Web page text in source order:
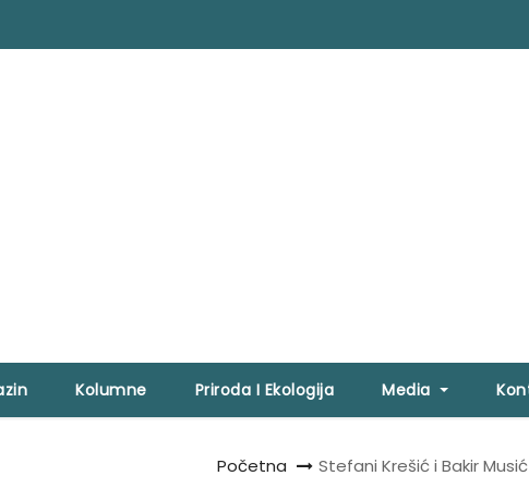
Kolumne Priroda I Ekologija Media
Početna Stefani Krešić i Bakir